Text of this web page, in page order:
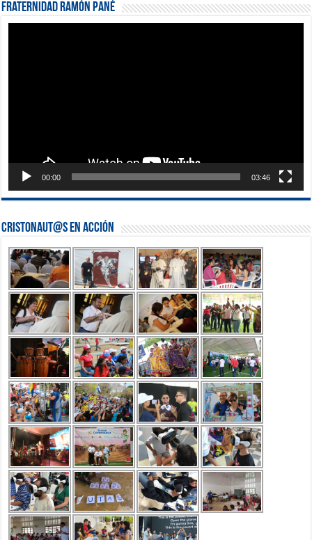
Fraternidad Ramón Pané
00:00 03:46
Cristonaut@s en Acción